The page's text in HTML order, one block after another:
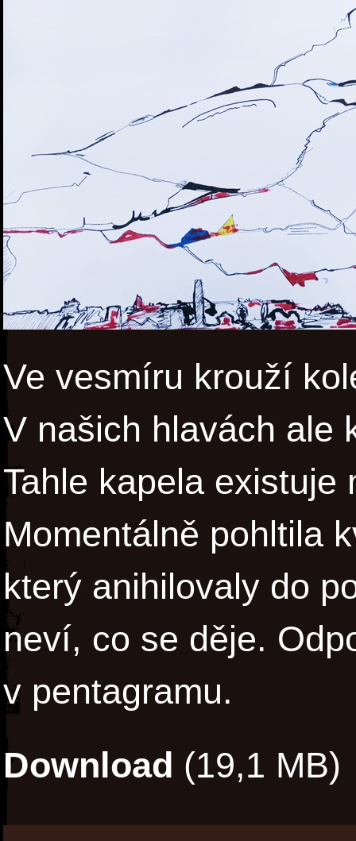
Ve vesmíru krouží
V našich hlavách ale
Tahle kapela existuje
Momentálně pohltila
který anihilovaly do
neví, co se děje.
v pentagramu.
Download (19,1 MB)